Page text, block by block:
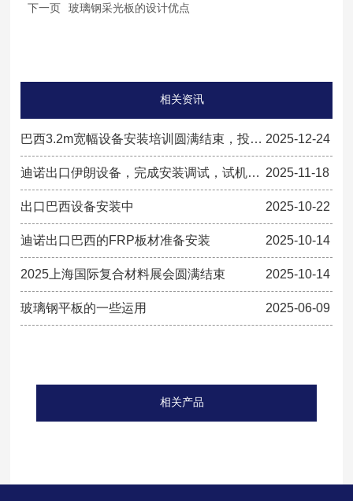
下一页 玻璃钢采光板的设计优点
相关资讯
巴西3.2m宽幅设备安装培训圆满结束，投入
生产
2025-12-24
迪诺出口伊朗设备，完成安装调试，试机生
产
2025-11-18
出口巴西设备安装中 2025-10-22
迪诺出口巴西的FRP板材准备安装 2025-10-14
2025上海国际复合材料展会圆满结束 2025-10-14
玻璃钢平板的一些运用 2025-06-09
相关产品